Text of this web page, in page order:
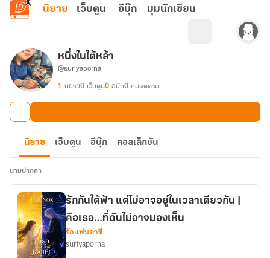
ข้ามไปยังเนื้อหาหลัก
นิยาย เว็บตูน อีบุ๊ก มุมนักเขียน
หนึ่งในใต้หล้า
@suriyaporna
1 นิยาย0 เว็บตูน0 อีบุ๊ก0 คนติดตาม
นิยาย เว็บตูน อีบุ๊ก คอลเล็กชัน
นามปากกา
รักกันใต้ฟ้า แต่ไม่อาจอยู่ในเวลาเดียวกัน |
คือเธอ…ที่ฉันไม่อาจมองเห็น
รักแฟนตาซี
suriyaporna